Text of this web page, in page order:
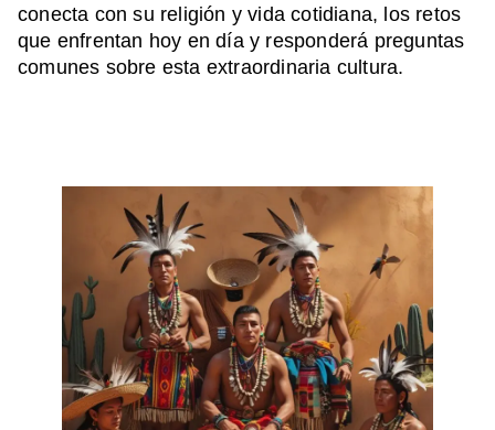
conecta con su religión y vida cotidiana, los retos
que enfrentan hoy en día y responderá preguntas
comunes sobre esta extraordinaria cultura.